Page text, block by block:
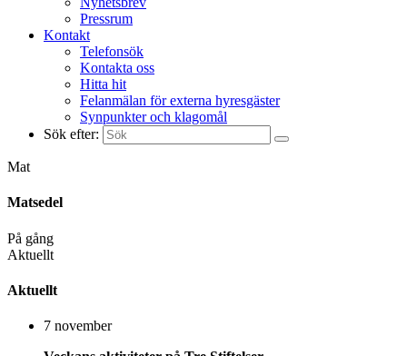
Pressrum
Kontakt
Telefonsök
Kontakta oss
Hitta hit
Felanmälan för externa hyresgäster
Synpunkter och klagomål
Sök efter:
Mat
Matsedel
På gång
Aktuellt
Aktuellt
7 november